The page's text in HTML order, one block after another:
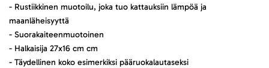
- Rustiikkinen muotoilu, joka tuo kattauksiin lämpöä ja
maanläheisyyttä
- Suorakaiteenmuotoinen
- Halkaisija 27x16 cm cm
- Täydellinen koko esimerkiksi pääruokalautaseksi